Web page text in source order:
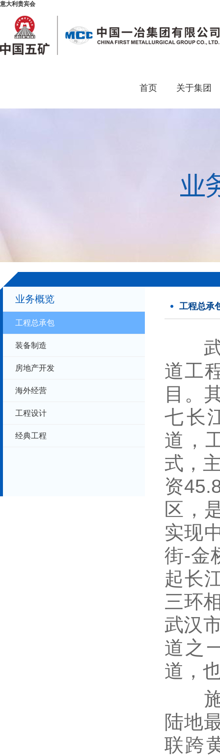
意大利贵宾会
首页 关于集团
业务概览
工程总承包
装备制造
房地产开发
海外经营
工程设计
经典工程
工程总承
武
道工
目。
七
道，
式，
资
区，
实现
街-金
起长
三环
武汉
道之
道，
施工
陆地
联跨